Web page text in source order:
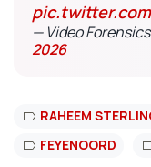
— Video
2026
RAHEEM
FEYENOORD